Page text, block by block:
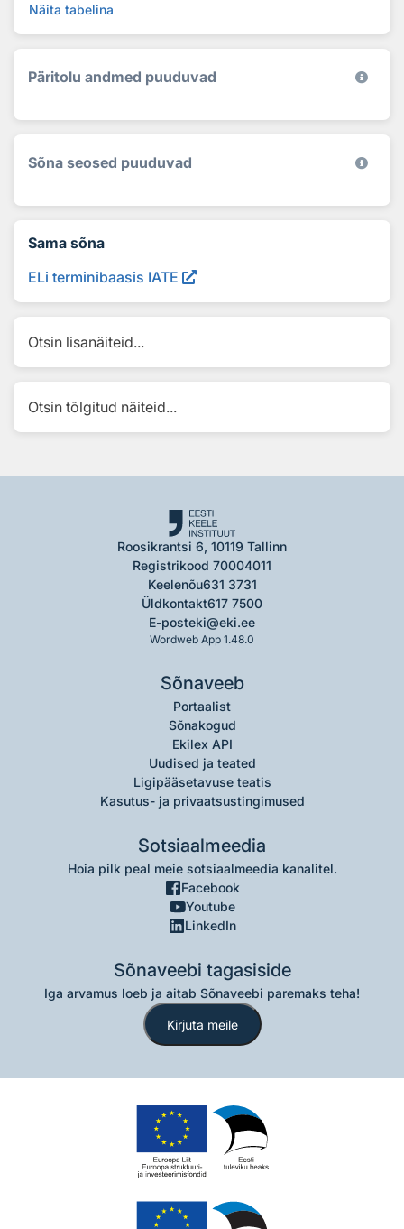
Näita tabelina
Päritolu andmed puuduvad
Sõna seosed puuduvad
Sama sõna
ELi terminibaasis IATE
Otsin lisanäiteid...
Otsin tõlgitud näiteid...
Roosikrantsi 6, 10119 Tallinn
Registrikood 70004011
Keelenõu631 3731
Üldkontakt617 7500
E-posteki@eki.ee
Wordweb App 1.48.0
Sõnaveeb
Portaalist
Sõnakogud
Ekilex API
Uudised ja teated
Ligipääsetavuse teatis
Kasutus- ja privaatsustingimused
Sotsiaalmeedia
Hoia pilk peal meie sotsiaalmeedia kanalitel.
Facebook
Youtube
LinkedIn
Sõnaveebi tagasiside
Iga arvamus loeb ja aitab Sõnaveebi paremaks teha!
Kirjuta meile